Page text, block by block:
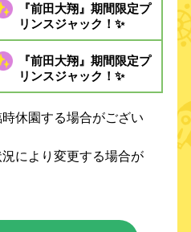
『前田大翔』期間限定プ
リンスジャック！✨
『前田大翔』期間限定プ
リンスジャック！✨
休園する場合がござい
により変更する場合が